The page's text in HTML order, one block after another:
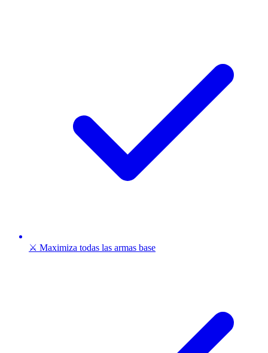
⚔️ Maximiza todas las armas base